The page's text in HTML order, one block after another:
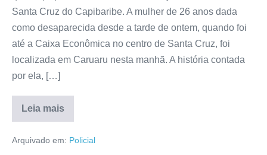
Santa Cruz do Capibaribe. A mulher de 26 anos dada
como desaparecida desde a tarde de ontem, quando foi
até a Caixa Econômica no centro de Santa Cruz, foi
localizada em Caruaru nesta manhã. A história contada
por ela, […]
Leia mais
Arquivado em: Policial